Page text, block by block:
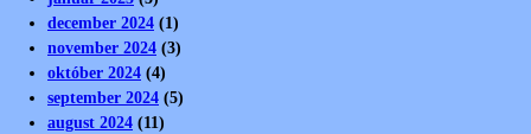
december 2024 (1)
november 2024 (3)
október 2024 (4)
september 2024 (5)
august 2024 (11)